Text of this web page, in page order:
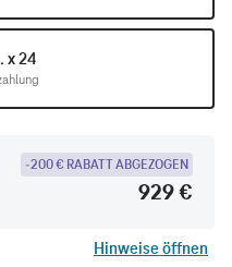
x 24
-200 € RABATT ABGEZOGEN
929 €
Hinweise öffnen